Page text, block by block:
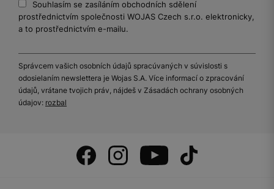
Souhlasím se zasíláním obchodních sdělení
prostřednictvím společnosti WOJAS Czech s.r.o. elektronicky,
a to prostřednictvím e-mailu.
Správcem vašich osobních údajů spracúvaných v súvislosti s
odosielaním newslettera je Wojas S.A. Více informací o zpracování
údajů, vrátane tvojich práv, nájdeš v Zásadách ochrany osobných
údajov: rozbal